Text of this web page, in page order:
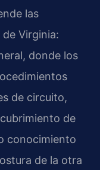
las
Virginia:
donde los
de circuito,
de
conocimiento
de la otra